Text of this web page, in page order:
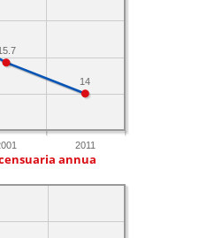
2011
14
annua